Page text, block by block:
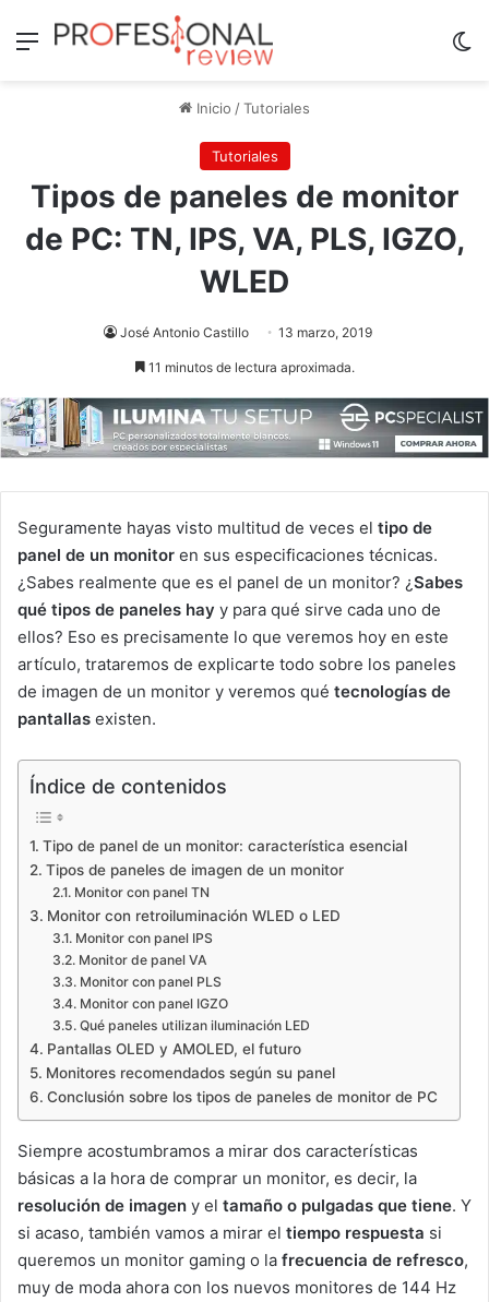
Menú
Inicio /Tutoriales
Tutoriales
Tipos de paneles de monitor
de PC: TN, IPS, VA, PLS, IGZO,
WLED
José Antonio Castillo 13 marzo, 2019
11 minutos de lectura aproximada.
Seguramente hayas visto multitud de veces el tipo de
panel de un monitor en sus especificaciones técnicas.
¿Sabes realmente que es el panel de un monitor? ¿Sabes
qué tipos de paneles hay y para qué sirve cada uno de
ellos? Eso es precisamente lo que veremos hoy en este
artículo, trataremos de explicarte todo sobre los paneles
de imagen de un monitor y veremos qué tecnologías de
pantallas existen.
Índice de contenidos
Tipo de panel de un monitor: característica esencial
Tipos de paneles de imagen de un monitor
Monitor con panel TN
Monitor con retroiluminación WLED o LED
Monitor con panel IPS
Monitor de panel VA
Monitor con panel PLS
Monitor con panel IGZO
Qué paneles utilizan iluminación LED
Pantallas OLED y AMOLED, el futuro
Monitores recomendados según su panel
Conclusión sobre los tipos de paneles de monitor de PC
Siempre acostumbramos a mirar dos características
básicas a la hora de comprar un monitor, es decir, la
resolución de imagen y el tamaño o pulgadas que tiene. Y
si acaso, también vamos a mirar el tiempo respuesta si
queremos un monitor gaming o la frecuencia de refresco,
muy de moda ahora con los nuevos monitores de 144 Hz